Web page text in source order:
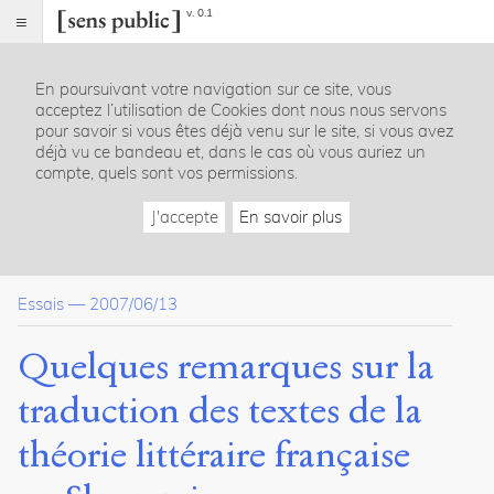
v. 0.1
Index
Article
Table
des
Conclusion
Dossier(s)
Tolérance et Différence
Sens
Public
16
En poursuivant votre navigation sur ce site, vous
acceptez l’utilisation de Cookies dont nous nous servons
pour savoir si vous êtes déjà venu sur le site, si vous avez
déjà vu ce bandeau et, dans le cas où vous auriez un
compte, quels sont vos permissions.
J'accepte En savoir plus
Essais — 2007/06/13
Quelques remarques sur la
traduction des textes de la
théorie littéraire française